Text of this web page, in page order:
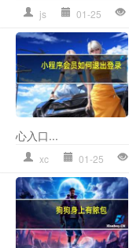
js 01-25
心入口...
xc 01-25